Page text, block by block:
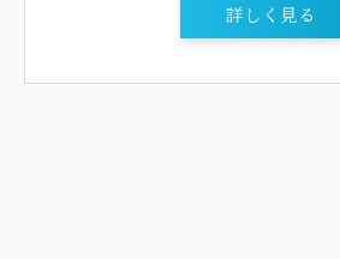
詳しく見る